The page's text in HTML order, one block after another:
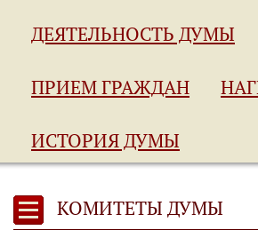
ДЕЯТЕЛЬНОСТЬ ДУМЫ
ПРИЕМ ГРАЖДАН
ИСТОРИЯ ДУМЫ
КОМИТЕТЫ ДУМЫ